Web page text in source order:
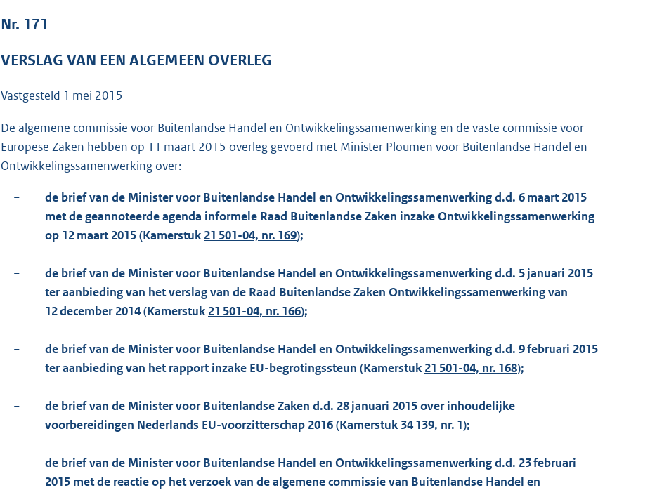
r
t
e
8
K
b
Nr. 171
VERSLAG VAN EEN ALGEMEEN OVERLEG
Vastgesteld 1 mei 2015
De algemene commissie voor Buitenlandse Handel en Ontwikkelingssamenwerking en de vaste commissie voor
Europese Zaken hebben op 11 maart 2015 overleg gevoerd met Minister Ploumen voor Buitenlandse Handel en
Ontwikkelingssamenwerking over:
−
de brief van de Minister voor Buitenlandse Handel en Ontwikkelingssamenwerking d.d. 6 maart 2015
met de geannoteerde agenda informele Raad Buitenlandse Zaken inzake Ontwikkelingssamenwerking
op 12 maart 2015 (Kamerstuk 21 501-04, nr. 169);
−
de brief van de Minister voor Buitenlandse Handel en Ontwikkelingssamenwerking d.d. 5 januari 2015
ter aanbieding van het verslag van de Raad Buitenlandse Zaken Ontwikkelingssamenwerking van
12 december 2014 (Kamerstuk 21 501-04, nr. 166);
−
de brief van de Minister voor Buitenlandse Handel en Ontwikkelingssamenwerking d.d. 9 februari 2015
ter aanbieding van het rapport inzake EU-begrotingssteun (Kamerstuk 21 501-04, nr. 168);
−
de brief van de Minister voor Buitenlandse Zaken d.d. 28 januari 2015 over inhoudelijke
voorbereidingen Nederlands EU-voorzitterschap 2016 (Kamerstuk 34 139, nr. 1);
−
de brief van de Minister voor Buitenlandse Handel en Ontwikkelingssamenwerking d.d. 23 februari
2015 met de reactie op het verzoek van de algemene commissie van Buitenlandse Handel en